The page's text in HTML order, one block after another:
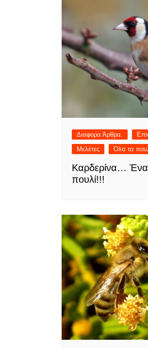
Διαφορα Άρθρα.
Μελέτες
Όλα τα
Καρδερίνα…
πουλί!!!